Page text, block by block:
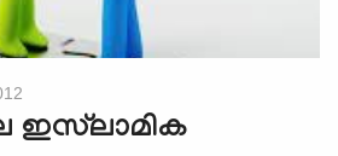
ഇസ്‌ലാമിക